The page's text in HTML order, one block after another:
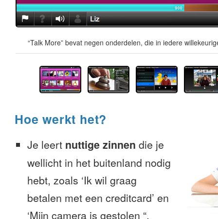
“Talk More” bevat negen onderdelen, die in iedere
Hoe werkt het?
Je leert nuttige zinnen die je
wellicht in het buitenland nodig
hebt, zoals ‘Ik wil graag
betalen met een creditcard’ en
‘Mijn camera is gestolen “.